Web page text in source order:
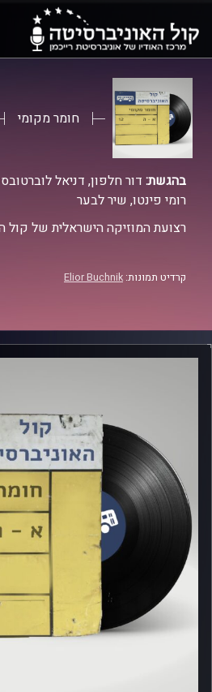
הראשי
הראשי
חומר מקומי
בהגשת: דור חלפון, דניאל
רומי פינטו, שיר לבער
רצועת המוזיקה הישראלית של קול
קרדיט תמונות: Elior Buchnik